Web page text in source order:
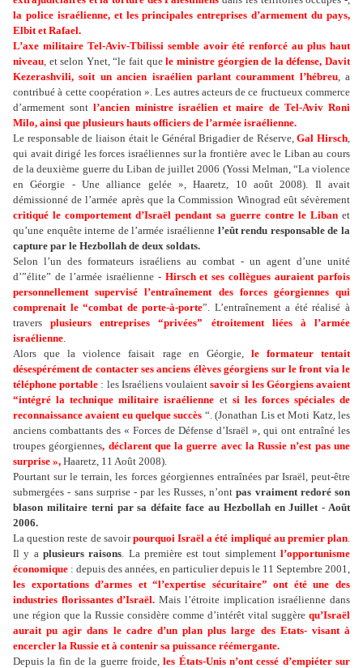
la police israélienne, et les principales entreprises d’armement du pays,
Elbit et Rafael.
L’axe militaire Tel-Aviv-Tbilissi semble avoir été renforcé au plus haut
niveau, et selon Ynet, “le fait quele ministre géorgien de la défense, Davit
Kezerashvili, soit un ancien israélien parlant couramment l’hébreu, a
contribué à cette coopération ». Les autres acteurs de ce fructueux commerce
d’armement sontl’ancien ministre israélien et maire de Tel-Aviv Roni
Milo, ainsi que plusieurs hauts officiers de l’armée israélienne.
Le responsable de liaison était le Général Brigadier de Réserve,Gal Hirsch,
qui avait dirigé les forces israéliennes sur la frontière avec le Liban au cours
de la deuxième guerre du Liban de juillet 2006 (Yossi Melman, “La violence
en Géorgie - Une alliance gelée », Haaretz, 10 août 2008). Il avait
démissionné de l’armée après que la Commission Winograd eût sévèrement
critiqué le comportement d’Israël pendant sa guerre contre le Libanet
qu’une enquête interne de l’armée israélienne l’eût rendu responsable de la
capture par le Hezbollah de deux soldats.
Selon l’un des formateurs israéliens au combat - un agent d’une unité
d’”élite” de l’armée israélienne - Hirsch et ses collègues auraient parfois
personnellement supervisé l’entraînement des forces géorgiennes qui
comprenait le “combat de porte-à-porte”. L’entraînement a été réalisé à
traversplusieurs entreprises “privées” étroitement liées à l’armée
israélienne.
Alors que la violence faisait rage en Géorgie, le formateur tentait
désespérément de contacter ses anciens élèves géorgiens sur le front via le
téléphone portable : les Israéliens voulaientsavoir si les Géorgiens avaient
“intégré la technique militaire israélienne et si les forces spéciales de
reconnaissance avaient eu quelque succès “. (Jonathan Lis et Moti Katz, les
anciens combattants des « Forces de Défense d’Israël », qui ont entraîné les
troupes géorgiennes, déclarent que la guerre avec la Russie n’est pas une
surprise », Haaretz, 11 Août 2008).
Pourtant sur le terrain, les forces géorgiennes entraînées par Israël, peut-être
submergées - sans surprise - par les Russes, n’ontpas vraiment redoré son
blason militaire terni par sa défaite face au Hezbollah en Juillet - Août
2006.
La question reste de savoirpourquoi Israël a été impliqué au premier plan.
Il y a plusieurs raisons. La première est tout simplementl’opportunisme
économique : depuis des années, en particulier depuis le 11 Septembre 2001,
les exportations d’armes et “l’expertise sécuritaire” ont été une des
industries florissantes d’Israël. Mais l’étroite implication israélienne dans
une région que la Russie considère comme d’intérêt vital suggère qu’Israël
aurait pu agir dans le cadre d’un plan plus large des Etats- visant à
encercler la Russie et à contenir sa puissance réémergante.
Depuis la fin de la guerre froide,les États-Unis n’ont cessé d’empiéter sur